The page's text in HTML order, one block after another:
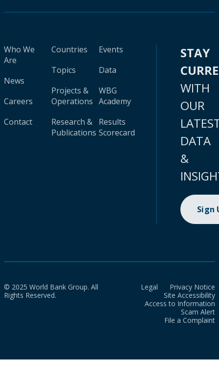
Who We
Are
News
Careers
Contact
Countries
Topics
Projects &
Operations
Research &
Publications
Events
Data
WBG
Academy
Results
Scorecard
STAY
WITH
OUR
DATA
&
Sign
© 2025 World Bank Group. All
Rights Reserved.
Legal
Privacy Notice
Site Accessibility
Access to Information
Scam Alert
File a Complaint